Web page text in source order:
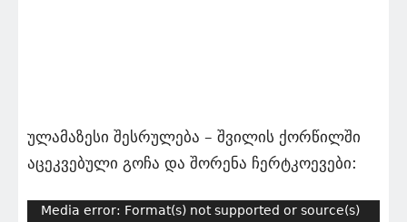
ულამაზესი შესრულება – შვილის ქორწილში
აცეკვებული გოჩა და შორენა ჩერტკოევები:
ვიდეო
Media error: Format(s) not supported or source(s)